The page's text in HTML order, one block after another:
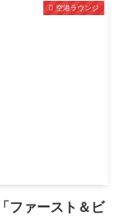
空港ラウンジ
ファースト＆ビ